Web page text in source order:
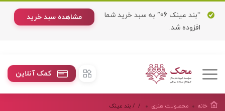
مشاهده سبد خرید
“بند عینک 06” به سبد خرید شما
افزوده شد.
کمک آنلاین
خانه / محصولات هنرى / بند عینک